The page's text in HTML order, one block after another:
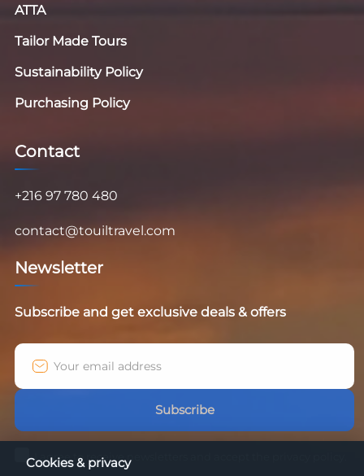
Cookies & privacy
ATTA
Tailor Made Tours
Sustainability Policy
Purchasing Policy
Contact
+216 97 780 480
contact@touiltravel.com
Newsletter
Subscribe and get exclusive deals & offers
Subscribe
I agree to receive newsletters and accept the privacy policy.